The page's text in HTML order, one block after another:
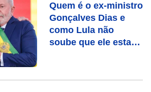
Quem é o ex-ministro
Gonçalves Dias e
como Lula não
soube que ele estava